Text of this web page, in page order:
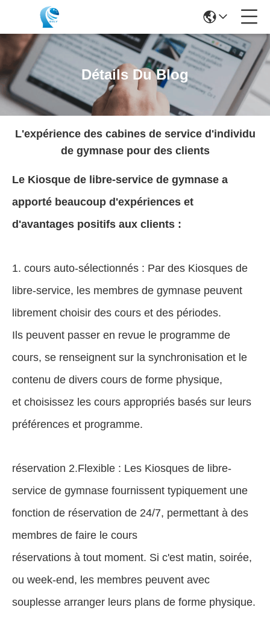
Détails Du Blog
L'expérience des cabines de service d'individu
de gymnase pour des clients
Le Kiosque de libre-service de gymnase a
apporté beaucoup d'expériences et
d'avantages positifs aux clients :
1. cours auto-sélectionnés : Par des Kiosques de
libre-service, les membres de gymnase peuvent
librement choisir des cours et des périodes.
Ils peuvent passer en revue le programme de
cours, se renseignent sur la synchronisation et le
contenu de divers cours de forme physique,
et choisissez les cours appropriés basés sur leurs
préférences et programme.
réservation 2.Flexible : Les Kiosques de libre-
service de gymnase fournissent typiquement une
fonction de réservation de 24/7, permettant à des
membres de faire le cours
réservations à tout moment. Si c'est matin, soirée,
ou week-end, les membres peuvent avec
souplesse arranger leurs plans de forme physique.